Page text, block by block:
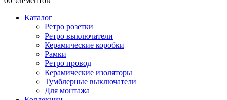
Каталог
Ретро розетки
Ретро выключатели
Керамические коробки
Рамки
Ретро провод
Керамические изоляторы
Тумблерные выключатели
Для монтажа